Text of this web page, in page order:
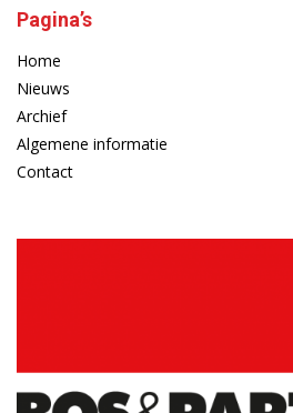
Pagina’s
Home
Nieuws
Archief
Algemene informatie
Contact